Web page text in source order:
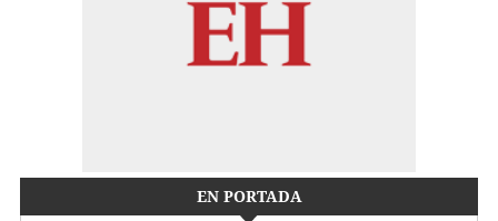
EN PORTADA